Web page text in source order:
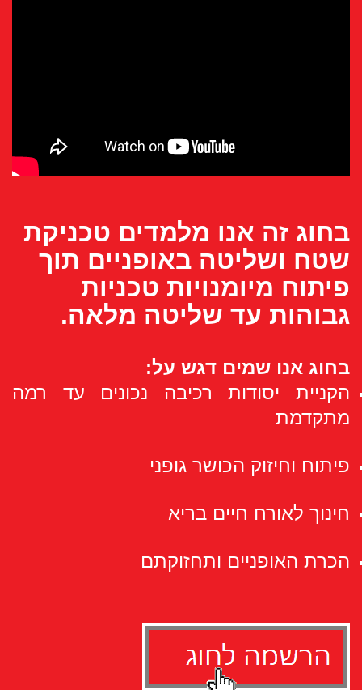
בחוג זה אנו מלמדים טכניקת
שטח ושליטה באופניים תוך
פיתוח מיומנויות טכניות
גבוהות עד שליטה מלאה.
בחוג אנו שמים דגש על:
הקניית יסודות רכיבה נכונים עד רמה
מתקדמת
פיתוח וחיזוק הכושר גופני
חינוך לאורח חיים בריא
הכרת האופניים ותחזוקתם